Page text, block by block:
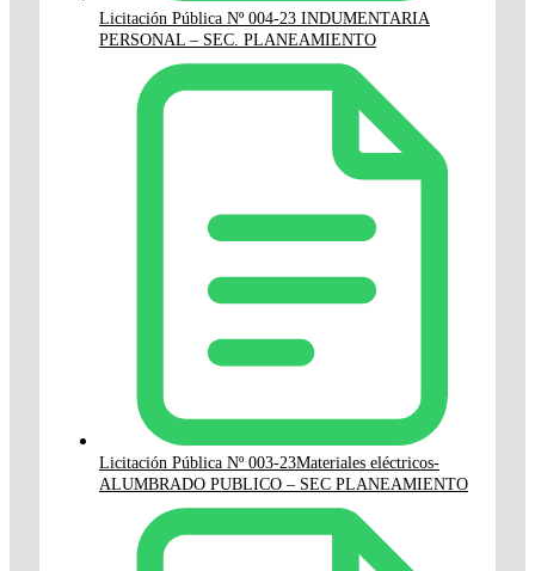
Licitación Pública Nº 004-23 INDUMENTARIA
PERSONAL – SEC. PLANEAMIENTO
Licitación Pública Nº 003-23Materiales eléctricos-
ALUMBRADO PUBLICO – SEC PLANEAMIENTO